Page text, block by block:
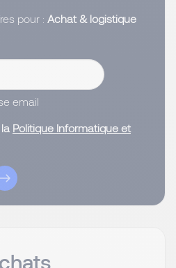
pour : Achat & logistique
email
Politique Informatique et